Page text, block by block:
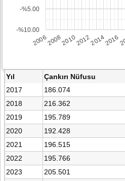
200620082010201220142016
-%10.00
-%5.00
Yıl Çankırı Nüfusu
2017
186.074
2018
216.362
2019
195.789
2020
192.428
2021
196.515
2022
195.766
2023
205.501